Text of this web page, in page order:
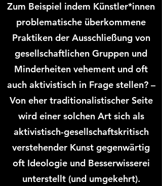
Zum Beispiel indem Künstler*innen
problematische überkommene
Praktiken der Ausschließung von
gesellschaftlichen Gruppen und
Minderheiten vehement und oft
auch aktivistisch in Frage stellen? –
Von eher traditionalistischer Seite
wird einer solchen Art sich als
aktivistisch-gesellschaftskritisch
verstehender Kunst gegenwärtig
oft Ideologie und Besserwisserei
unterstellt (und umgekehrt).